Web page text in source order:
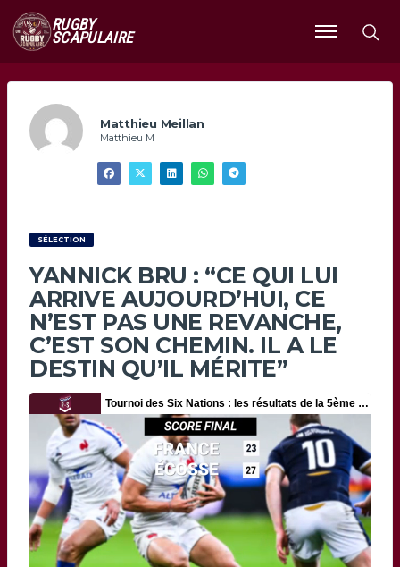
RUGBY
SCAPULAIRE
Ouvrir
le
Matthieu Meillan
Matthieu M
SÉLECTION
YANNICK BRU : “CE QUI LUI
ARRIVE AUJOURD’HUI, CE
N’EST PAS UNE REVANCHE,
C’EST SON CHEMIN. IL A LE
DESTIN QU’IL MÉRITE”